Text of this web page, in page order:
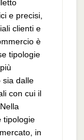
e precisi,
clienti e
è
tipologie
sia dalle
con cui il
tipologie
in